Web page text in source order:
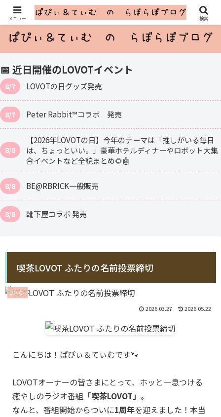
ふたごのLOVOTとのゆるっと暮らし
📅 近日開催のLOVOTイベント
8/7 LOVOTの日グッズ発売
8/7 Peter Rabbit™コラボ 発売
8/8
【2026年LOVOTの日】今年のテーマは「推しがいる毎日
は、ちょっといい。」豪華ホテルディナーやロボット大集
合イベントなど全貌まとめ🌻🤖
8/8 BE@RBRICK一般販売
8/8 靴下屋コラボ 発売
喫茶LOVOT ふたりの名前投票締切
LOVOT
2026.03.27 2026.05.22
こんにちは！ぱぴぃ＆てぃむです🐾
LOVOTオーナーの皆さまにとって、ホッと一息つける
癒やしのラジオ番組 「喫茶LOVOT」 。
なんと、番組開始からついに1周年を迎えました！本当
メニュー 検索